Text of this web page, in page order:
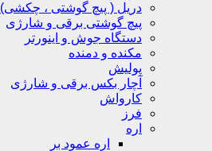
دریل ( پیچ گوشتی ، چکشی)
پیچ گوشتی برقی و شارژی
دستگاه جوش و اینورتر
مکنده و دمنده
پولیش
آچار بکس برقی و شارژی
کارواش
فرز
اره
اره عمود بر